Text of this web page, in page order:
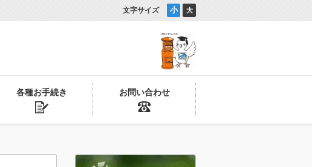
文字サイズ 大
小
各種お手続き お問い合わせ